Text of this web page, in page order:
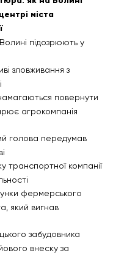
міста
підозрюють у
зловживання з
повернути
агрокомпанія
голова передумав
транспортної компанії
фермерського
який вигнав
забудовника
внеску за